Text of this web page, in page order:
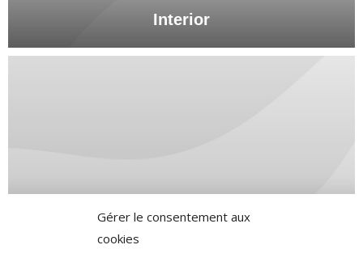
Gérer le consentement aux
cookies
Interior